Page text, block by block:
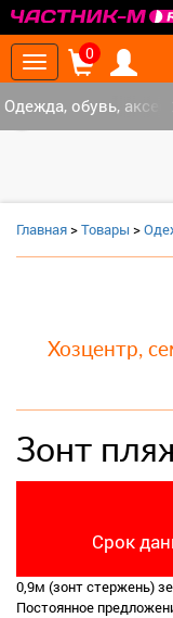
Toggle
navigation
0
Одежда, обувь,
Главная>Товары >
Хозцентр,
Зонт
Срок
0,9м (зонт стержень)
Постоянное
‹